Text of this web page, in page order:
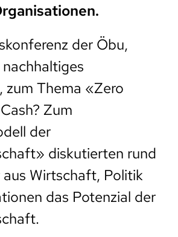
der Öbu,
zum Thema «Zero
Zum
der
diskutierten rund
aus Wirtschaft, Politik
das Potenzial der